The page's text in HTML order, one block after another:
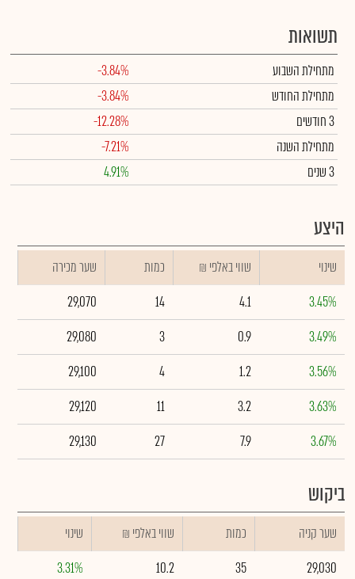
תשואות
מתחילת השבוע
-3.84%
מתחילת החודש
-3.84%
3 חודשים
-12.28%
מתחילת השנה
-7.21%
3 שנים
4.91%
היצע
שינוי ₪ שווי באלפי כמות
שער מכירה
3.45%
4.1
14
29,070
3.49%
0.9
3
29,080
3.56%
1.2
4
29,100
3.63%
3.2
11
29,120
3.67%
7.9
27
29,130
ביקוש
שער קניה כמות ₪ שווי באלפי
שינוי
29,030
35
10.2
3.31%